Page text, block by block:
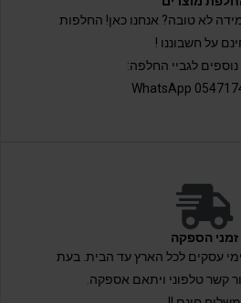
לא טובה? אנחנו כאן! החלפות
על חשבוננו !
לגביי החלפה:
זמני הספקה
זמן אספקה בין 6-19 ימי עסקים לכל הארץ עד הבית. בעת
קשר טלפוני ויתאם אספקה.